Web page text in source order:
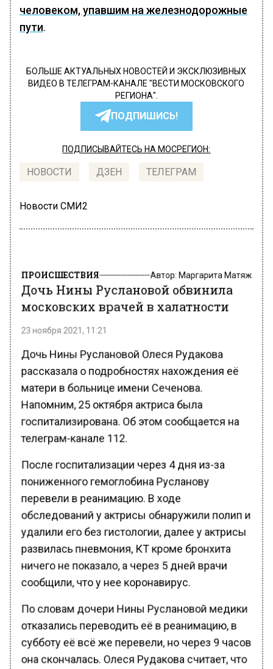
человеком, упавшим на железнодорожные
пути.
БОЛЬШЕ АКТУАЛЬНЫХ НОВОСТЕЙ И ЭКСКЛЮЗИВНЫХ
ВИДЕО В ТЕЛЕГРАМ-КАНАЛЕ "ВЕСТИ МОСКОВСКОГО
РЕГИОНА".
ПОДПИШИСЬ!
ПОДПИСЫВАЙТЕСЬ НА МОСРЕГИОН:
НОВОСТИ ДЗЕН ТЕЛЕГРАМ
Новости СМИ2
ПРОИСШЕСТВИЯ Автор:Маргарита Матяж
Дочь Нины Руслановой обвинила
московских врачей в халатности
23 ноября 2021, 11:21
Дочь Нины Руслановой Олеся Рудакова
рассказала о подробностях нахождения её
матери в больнице имени Сеченова.
Напомним, 25 октября актриса была
госпитализирована. Об этом сообщается на
телеграм-канале 112.
После госпитализации через 4 дня из-за
пониженного гемоглобина Русланову
перевели в реанимацию. В ходе
обследований у актрисы обнаружили полип и
удалили его без гистологии, далее у актрисы
развилась пневмония, КТ кроме бронхита
ничего не показало, а через 5 дней врачи
сообщили, что у нее коронавирус.
По словам дочери Нины Руслановой медики
отказались переводить её в реанимацию, в
субботу её всё же перевели, но через 9 часов
она скончалась. Олеся Рудакова считает, что